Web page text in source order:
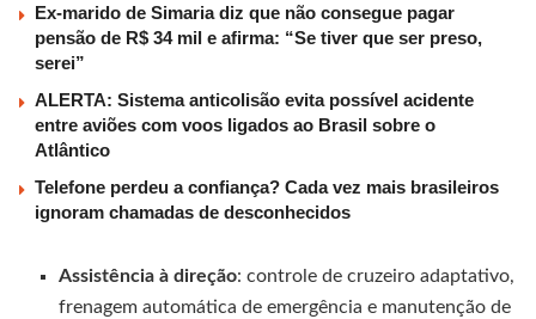
Ex-marido de Simaria diz que não consegue pagar
pensão de R$ 34 mil e afirma: “Se tiver que ser preso,
serei”
ALERTA: Sistema anticolisão evita possível acidente
entre aviões com voos ligados ao Brasil sobre o
Atlântico
Telefone perdeu a confiança? Cada vez mais brasileiros
ignoram chamadas de desconhecidos
Assistência à direção: controle de cruzeiro adaptativo,
frenagem automática de emergência e manutenção de